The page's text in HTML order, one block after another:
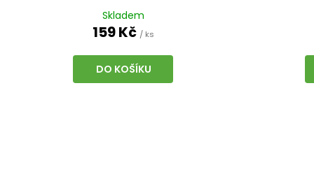
Skladem
159 Kč / ks
DO KOŠÍKU